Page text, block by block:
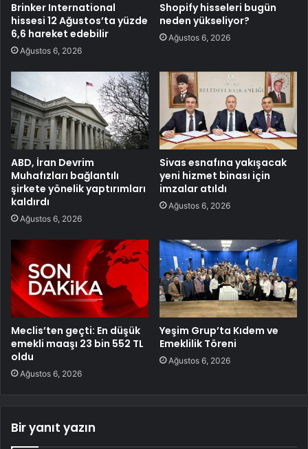
Brinker International
hissesi 12 Ağustos’ta yüzde
6,6 hareket edebilir
Ağustos 6, 2026
Shopify hisseleri bugün
neden yükseliyor?
Ağustos 6, 2026
ABD, İran Devrim
Muhafızları bağlantılı
şirkete yönelik yaptırımları
kaldırdı
Ağustos 6, 2026
Sivas esnafına yakışacak
yeni hizmet binası için
imzalar atıldı
Ağustos 6, 2026
Meclis’ten geçti: En düşük
emekli maaşı 23 bin 552 TL
oldu
Ağustos 6, 2026
Yeşim Grup’ta Kıdem ve
Emeklilik Töreni
Ağustos 6, 2026
Bir yanıt yazın